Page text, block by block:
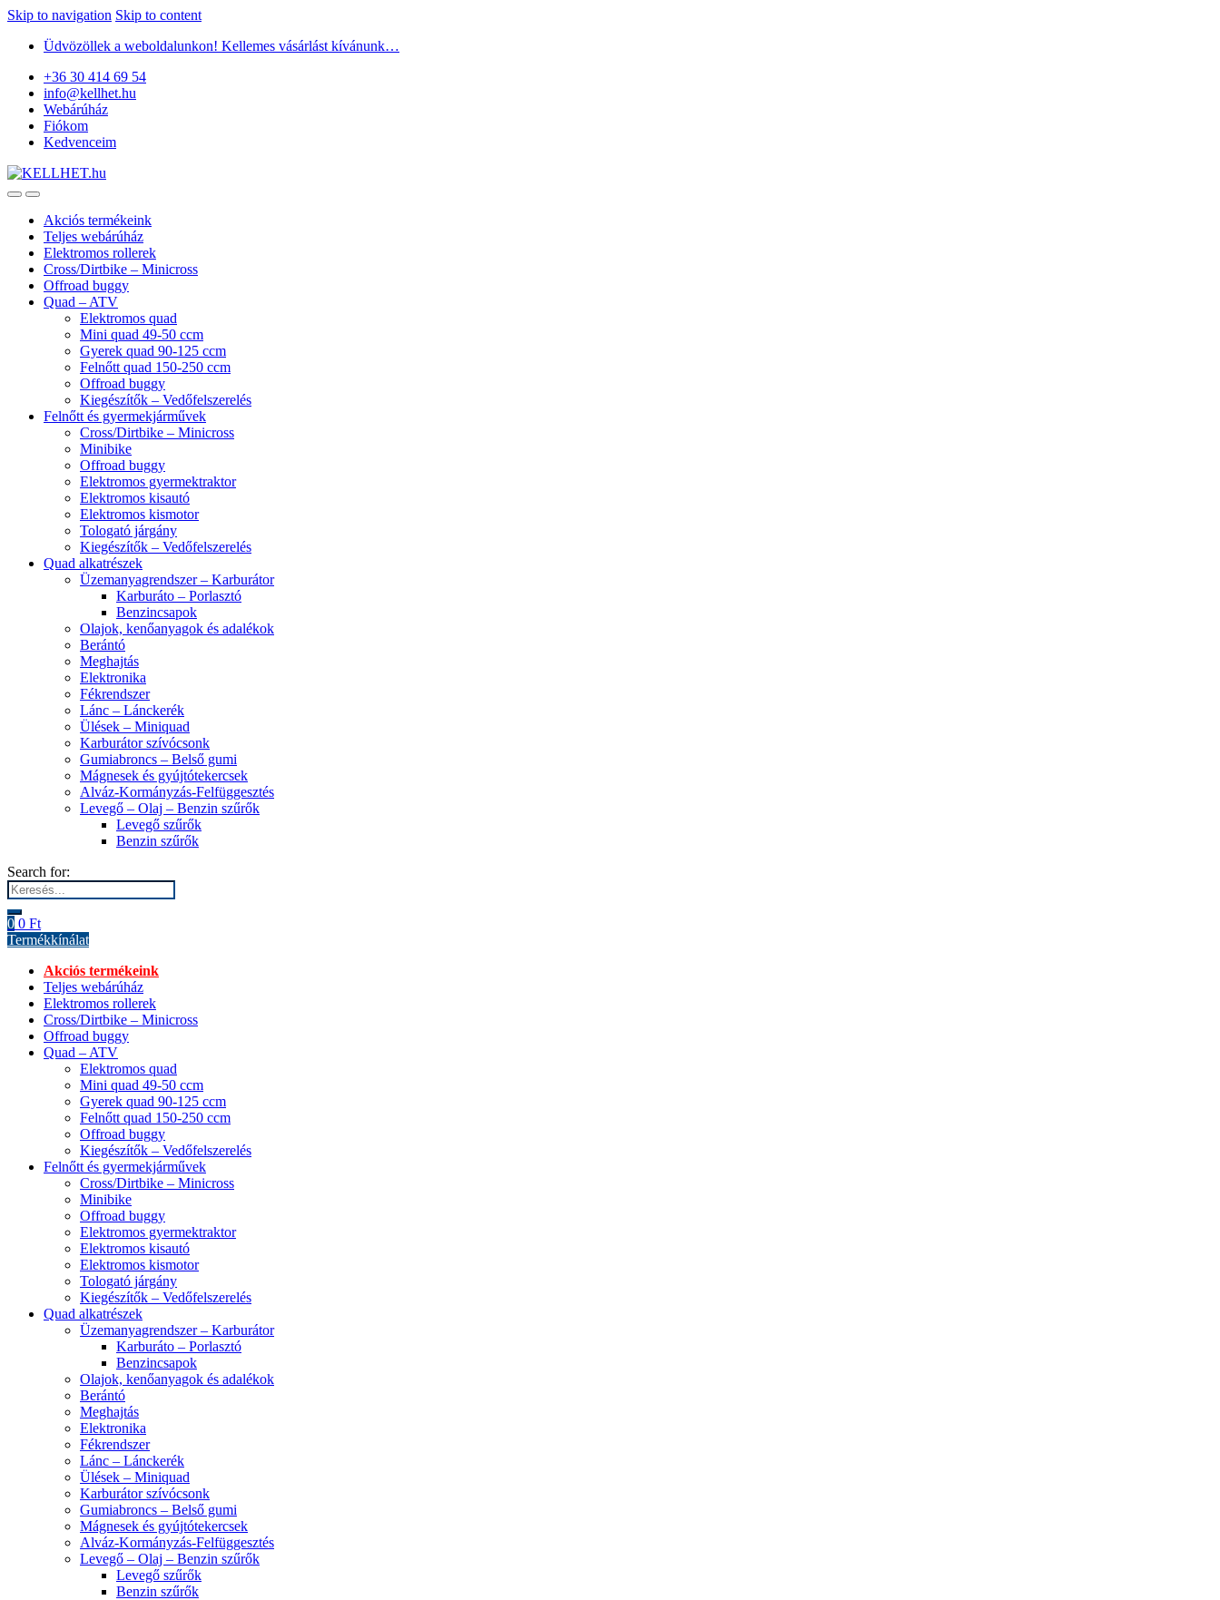
Skip to navigation Skip to content
Üdvözöllek a weboldalunkon! Kellemes vásárlást kívánunk…
+36 30 414 69 54
info@kellhet.hu
Webárúház
Fiókom
Kedvenceim
Akciós termékeink
Teljes webárúház
Elektromos rollerek
Cross/Dirtbike – Minicross
Offroad buggy
Quad – ATV
Elektromos quad
Mini quad 49-50 ccm
Gyerek quad 90-125 ccm
Felnőtt quad 150-250 ccm
Offroad buggy
Kiegészítők – Vedőfelszerelés
Felnőtt és gyermekjárművek
Cross/Dirtbike – Minicross
Minibike
Offroad buggy
Elektromos gyermektraktor
Elektromos kisautó
Elektromos kismotor
Tologató járgány
Kiegészítők – Vedőfelszerelés
Quad alkatrészek
Üzemanyagrendszer – Karburátor
Karburáto – Porlasztó
Benzincsapok
Olajok, kenőanyagok és adalékok
Berántó
Meghajtás
Elektronika
Fékrendszer
Lánc – Lánckerék
Ülések – Miniquad
Karburátor szívócsonk
Gumiabroncs – Belső gumi
Mágnesek és gyújtótekercsek
Alváz-Kormányzás-Felfüggesztés
Levegő – Olaj – Benzin szűrők
Levegő szűrők
Benzin szűrők
Search for:
0 0 Ft
Termékkínálat
Akciós termékeink
Teljes webárúház
Elektromos rollerek
Cross/Dirtbike – Minicross
Offroad buggy
Quad – ATV
Elektromos quad
Mini quad 49-50 ccm
Gyerek quad 90-125 ccm
Felnőtt quad 150-250 ccm
Offroad buggy
Kiegészítők – Vedőfelszerelés
Felnőtt és gyermekjárművek
Cross/Dirtbike – Minicross
Minibike
Offroad buggy
Elektromos gyermektraktor
Elektromos kisautó
Elektromos kismotor
Tologató járgány
Kiegészítők – Vedőfelszerelés
Quad alkatrészek
Üzemanyagrendszer – Karburátor
Karburáto – Porlasztó
Benzincsapok
Olajok, kenőanyagok és adalékok
Berántó
Meghajtás
Elektronika
Fékrendszer
Lánc – Lánckerék
Ülések – Miniquad
Karburátor szívócsonk
Gumiabroncs – Belső gumi
Mágnesek és gyújtótekercsek
Alváz-Kormányzás-Felfüggesztés
Levegő – Olaj – Benzin szűrők
Levegő szűrők
Benzin szűrők